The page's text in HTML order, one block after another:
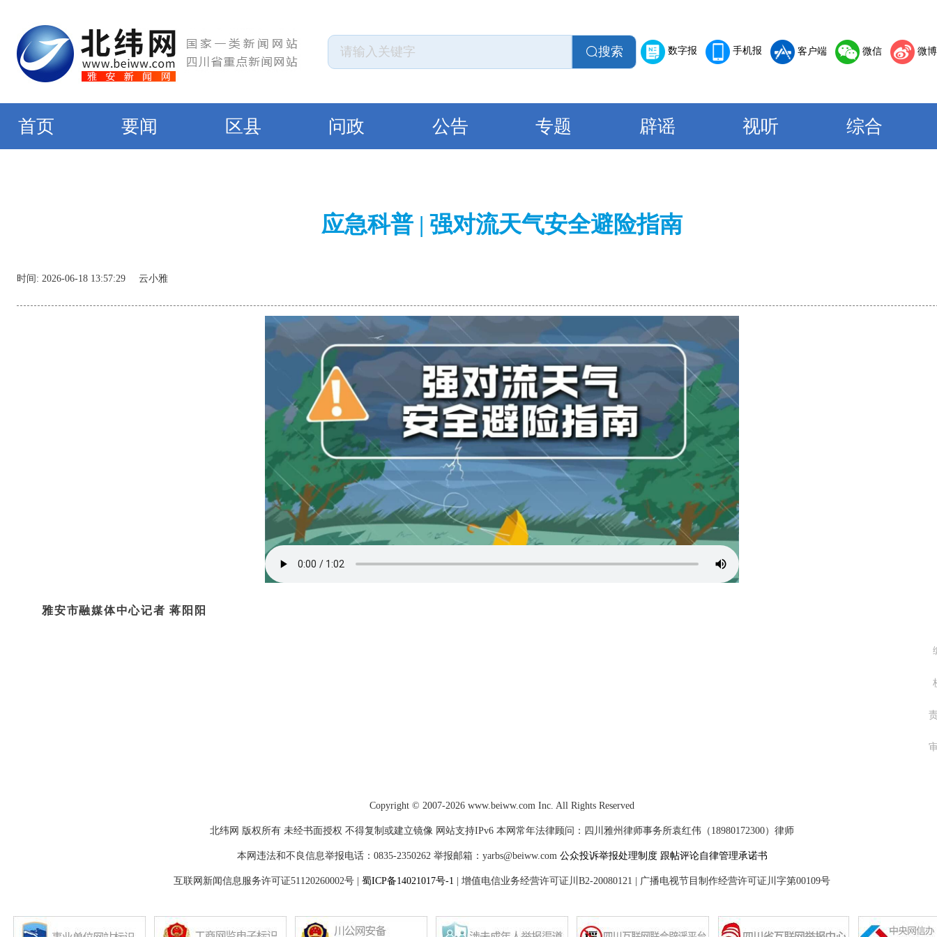
搜索 数字报 手机报 客户端 微信 微博
首页 要闻 区县 问政 公告 专题 辟谣 视听 综合
应急科普 | 强对流天气安全避险指南
时间: 2026-06-18 13:57:29 云小雅
雅安市融媒体中心记者 蒋阳阳
Copyright © 2007-2026 www.beiww.com Inc. All Rights Reserved
北纬网 版权所有 未经书面授权 不得复制或建立镜像 网站支持IPv6 本网常年法律顾问：四川雅州律师事务所袁红伟（18980172300）律师
本网违法和不良信息举报电话：0835-2350262 举报邮箱：yarbs@beiww.com 公众投诉举报处理制度 跟帖评论自律管理承诺书
互联网新闻信息服务许可证51120260002号 | 蜀ICP备14021017号-1 | 增值电信业务经营许可证川B2-20080121 | 广播电视节目制作经营许可证川字第00109号